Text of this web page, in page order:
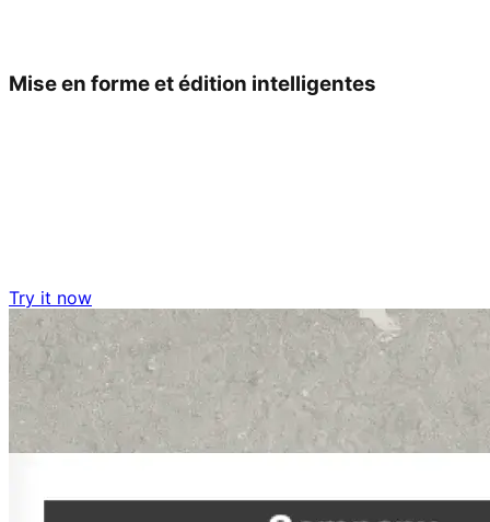
Mise en forme et édition intelligentes
Try it now